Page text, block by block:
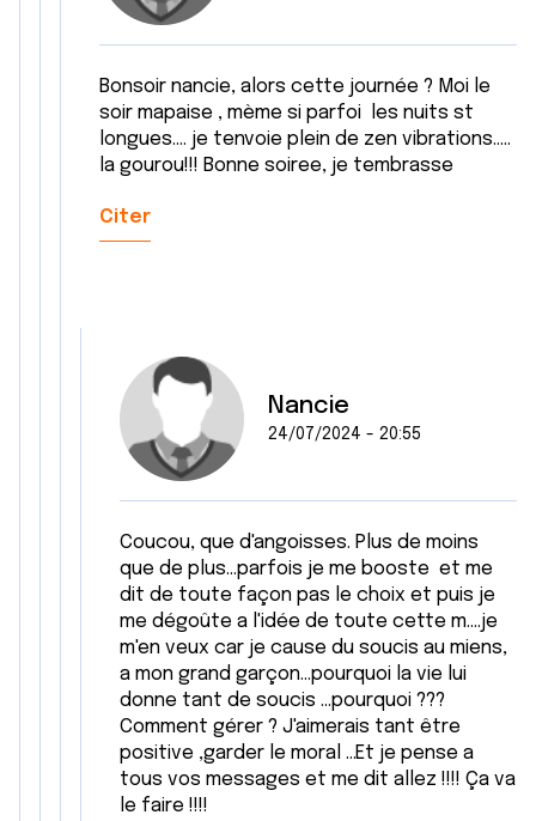
Bonsoir nancie, alors cette journée ? Moi le
soir mapaise , mème si parfoi les nuits st
longues.... je tenvoie plein de zen vibrations.....
la gourou!!! Bonne soiree, je tembrasse
Citer
Nancie
24/07/2024 - 20:55
Coucou, que d'angoisses. Plus de moins
que de plus...parfois je me booste et me
dit de toute façon pas le choix et puis je
me dégoûte a l'idée de toute cette m....je
m'en veux car je cause du soucis au miens,
a mon grand garçon...pourquoi la vie lui
donne tant de soucis ...pourquoi ???
Comment gérer ? J'aimerais tant être
positive ,garder le moral ...Et je pense a
tous vos messages et me dit allez !!!! Ça va
le faire !!!!